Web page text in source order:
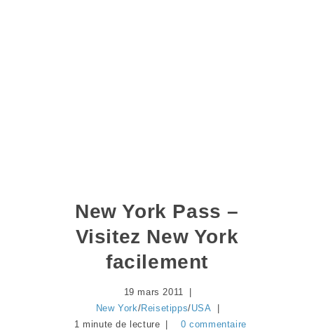
New York Pass –
Visitez New York
facilement
19 mars 2011
New York/Reisetipps/USA
1 minute de lecture
0 commentaire